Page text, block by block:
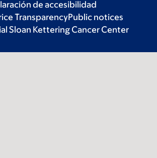
de accesibilidad
TransparencyPublic notices
Sloan Kettering Cancer Center